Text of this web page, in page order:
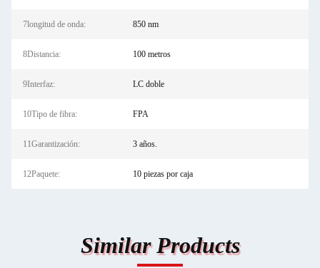
7longitud de onda: 850 nm
8Distancia: 100 metros
9Interfaz: LC doble
10Tipo de fibra: FPA
11Garantización: 3 años.
12Paquete: 10 piezas por caja
Similar Products